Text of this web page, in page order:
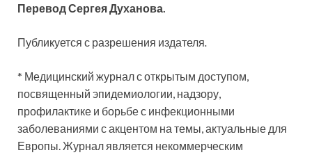
Перевод Сергея Духанова.
Публикуется с разрешения издателя
* Медицинский журнал с открытым доступом,
посвященный эпидемиологии, надзору,
профилактике и борьбе с инфекционными
заболеваниями с акцентом на темы, актуальные для
Европы. Журнал является некоммерческим